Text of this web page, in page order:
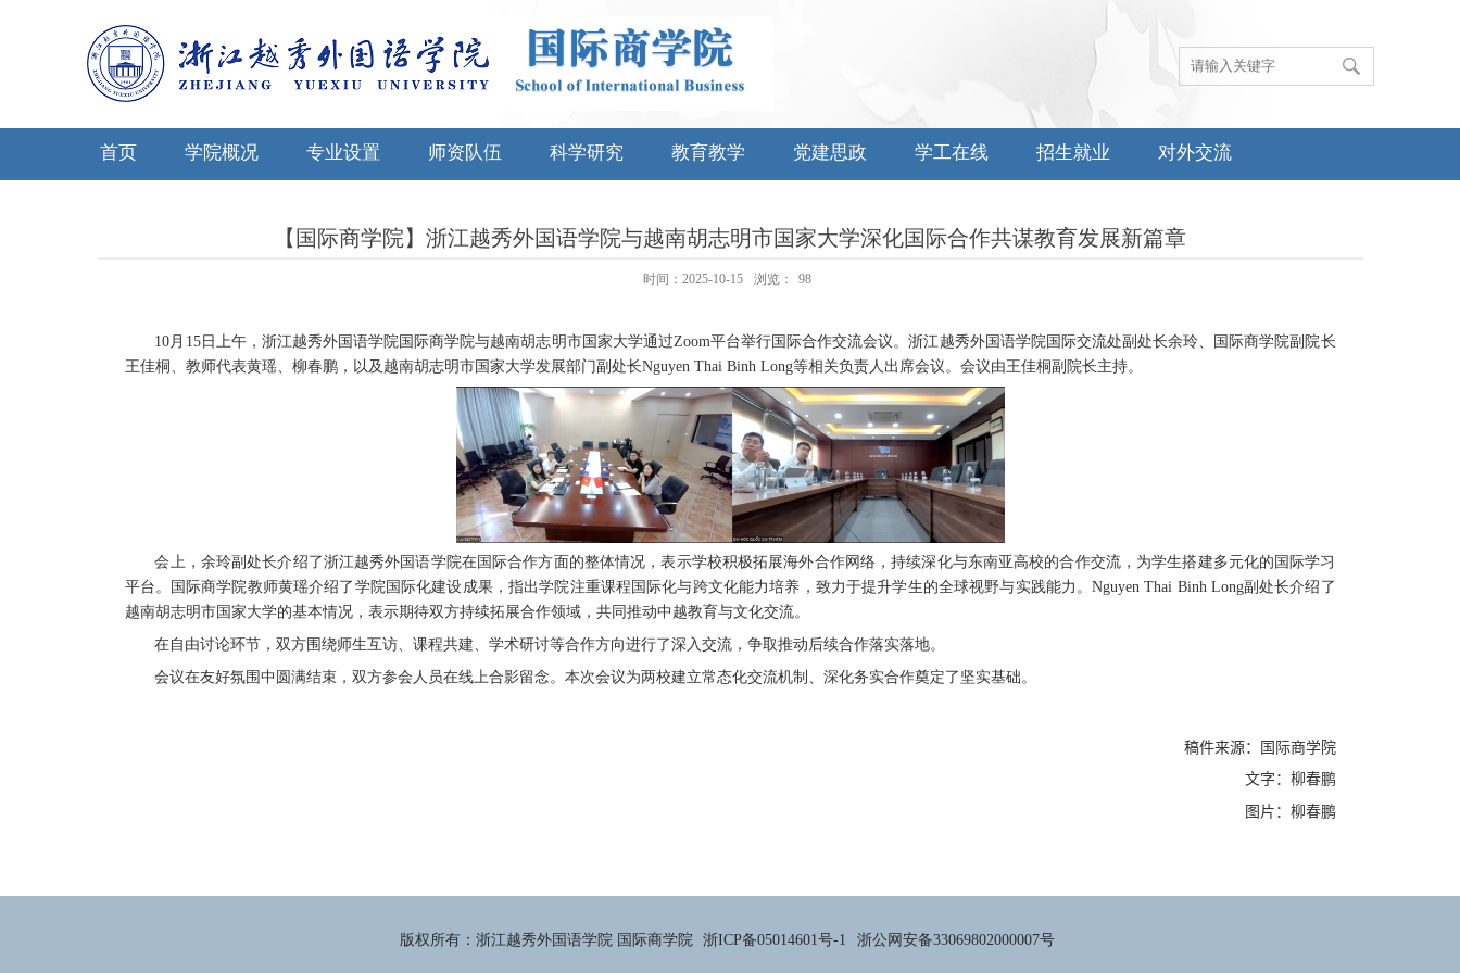
首页 学院概况 专业设置 师资队伍 科学研究 教育教学 党建思政 学工在线 招生就业 对外交流
【国际商学院】浙江越秀外国语学院与越南胡志明市国家大学深化国际合作共谋教育发展新篇章
时间：2025-10-15 浏览： 98
10 月 15日上午，浙江越秀外国语学院国际商学院与越南胡志明市国家大学通过Zoom平台举行国际合作交流会议。浙江越秀外国语学院国际交流处副处长余玲、国际商学院副院长
王佳桐、教师代表黄瑶、柳春鹏，以及越南胡志明市国家大学发展部门副处长Nguyen Thai Binh Long等相关负责人出席会议。会议由王佳桐副院长主持。
会上，余玲副处长介绍了浙江越秀外国语学院在国际合作方面的整体情况，表示学校积极拓展海外合作网络，持续深化与东南亚高校的合作交流，为学生搭建多元化的国际学习
平台。国际商学院教师黄瑶介绍了学院国际化建设成果，指出学院注重课程国际化与跨文化能力培养，致力于提升学生的全球视野与实践能力。Nguyen Thai Binh Long副处长介绍了
越南胡志明市国家大学的基本情况，表示期待双方持续拓展合作领域，共同推动中越教育与文化交流。
在自由讨论环节，双方围绕师生互访、课程共建、学术研讨等合作方向进行了深入交流，争取推动后续合作落实落地。
会议在友好氛围中圆满结束，双方参会人员在线上合影留念。本次会议为两校建立常态化交流机制、深化务实合作奠定了坚实基础。
稿件来源：国际商学院
文字：柳春鹏
图片：柳春鹏
版权所有：浙江越秀外国语学院 国际商学院 浙ICP备05014601号-1 浙公网安备33069802000007号